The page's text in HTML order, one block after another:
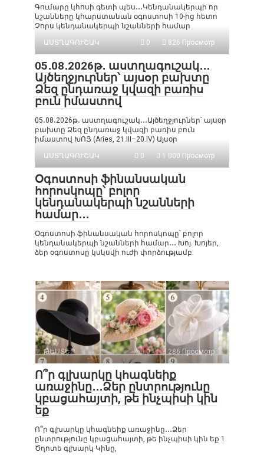
Գումարը կհոսի գետի պես․․․Կենդանակերպի որ
նշանները կհարստանան օգոստոսի 10-ից հետո
Չորս կենդանակերպի նշանների համար
ԱՍՏՂԱԳՈՒՇԱԿ
0 826 Просмотр
05․08․2026թ․ աստղագուշակ․․․
Այծեղջյուրներ՝ այսօր բախտը
Ձեզ ընդառաջ կվազի բառիս
բուն իմաստով
05․08․2026թ․ աստղագուշակ․․․Այծեղջյուրներ՝ այսօր
բախտը Ձեզ ընդառաջ կվազի բառիս բուն
իմաստով ԽՈՅ (Aries, 21.III–20.IV) Այսօր
ԱՍՏՂԱԳՈՒՇԱԿ
0 1 000 Просмотр
Օգոստոսի ֆինանսական
հորոսկոպը՝ բոլոր
կենդանակերպի նշանների
համար․․․
Օգոստոսի ֆինանսական հորոսկոպը՝ բոլոր
կենդանակերպի նշանների համար․․․ Խոյ. Խոյեր,
ձեր օգոստոսը կսկսվի ուժի փորձությամբ:
ԹԵՍՏԵՐ 0 286 Просмотр
Ո՞ր գլխարկը կհագնեիք
առաջինը․․․Ձեր ընտրությունը
կբացահայտի, թե ինչպիսի կին
եք
Ո՞ր գլխարկը կհագնեիք առաջինը․․․Ձեր
ընտրությունը կբացահայտի, թե ինչպիսի կին եք 1.
Ծղոտե գլխարկ Կինը,